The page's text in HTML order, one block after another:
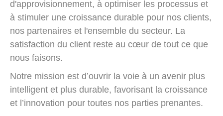
d'approvisionnement, à optimiser les processus et
à stimuler une croissance durable pour nos clients,
nos partenaires et l'ensemble du secteur. La
satisfaction du client reste au cœur de tout ce que
nous faisons.
Notre mission est d’ouvrir la voie à un avenir plus
intelligent et plus durable, favorisant la croissance
et l’innovation pour toutes nos parties prenantes.